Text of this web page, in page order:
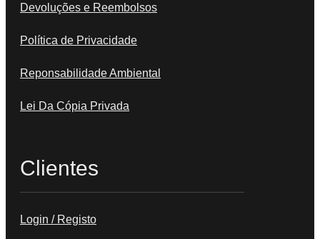
Devoluções e Reembolsos
Política de Privacidade
Reponsabilidade Ambiental
Lei Da Cópia Privada
Clientes
Login / Registo